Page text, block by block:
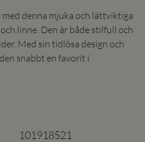
denna mjuka och lättviktiga
linne. Den är både stilfull och
Med sin tidlösa design och
snabbt en favorit i
101918521